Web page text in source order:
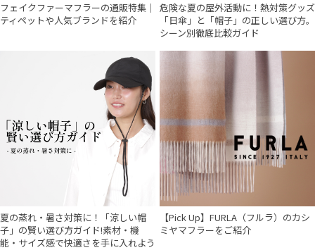
フェイクファーマフラーの通販特集｜
ティペットや人気ブランドを紹介
危険な夏の屋外活動に！熱対策グッズ
「日傘」と「帽子」の正しい選び方。
シーン別徹底比較ガイド
夏の蒸れ・暑さ対策に！「涼しい帽
子」の賢い選び方ガイド!素材・機
能・サイズ感で快適さを手に入れよう
【Pick Up】FURLA（フルラ）のカシ
ミヤマフラーをご紹介